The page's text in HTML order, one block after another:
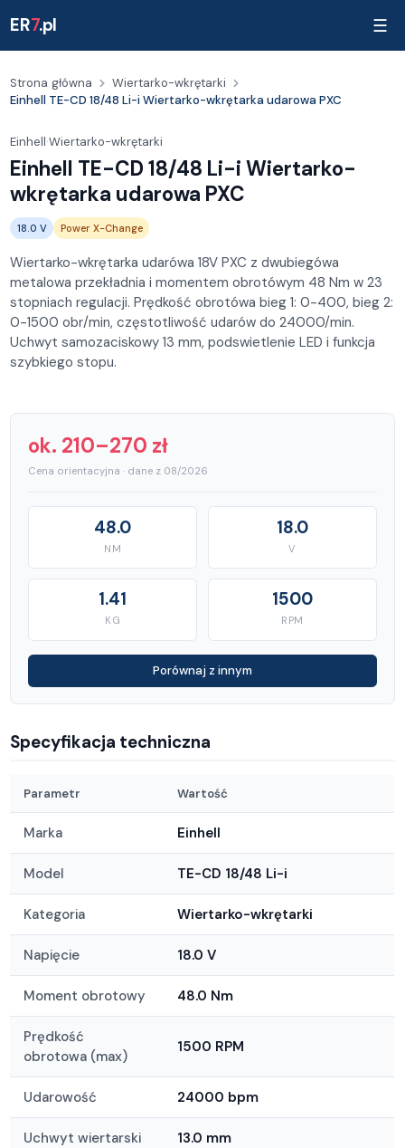
ER7.pl ☰
Strona główna
Wiertarko-wkrętarki
Einhell TE-CD 18/48 Li-i Wiertarko-wkrętarka udarowa PXC
Einhell·Wiertarko-wkrętarki
Einhell TE-CD 18/48 Li-i Wiertarko-
wkrętarka udarowa PXC
18.0 V Power X-Change
Wiertarko-wkrętarka udarówa 18V PXC z dwubiegówa
metalowa przekładnia i momentem obrotówym 48 Nm w 23
stopniach regulacji. Prędkość obrotówa bieg 1: 0-400, bieg 2:
0-1500 obr/min, częstotliwość udarów do 24000/min.
Uchwyt samozaciskowy 13 mm, podswietlenie LED i funkcja
szybkiego stopu.
ok. 210–270 zł
Cena orientacyjna · dane z 08/2026
48.0
NM
18.0
V
1.41
KG
1500
RPM
Porównaj z innym
Specyfikacja techniczna
Parametr Wartość
Marka Einhell
Model TE-CD 18/48 Li-i
Kategoria Wiertarko-wkrętarki
Napięcie 18.0 V
Moment obrotowy 48.0 Nm
Prędkość
obrotowa (max)
1500 RPM
Udarowość 24000 bpm
Uchwyt wiertarski 13.0 mm